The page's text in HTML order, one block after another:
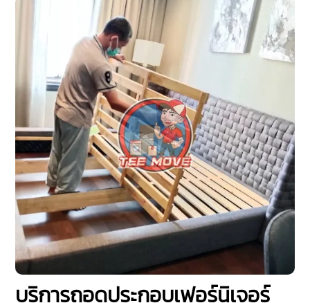
บริการถอดประกอบเฟอร์นิเจอร์